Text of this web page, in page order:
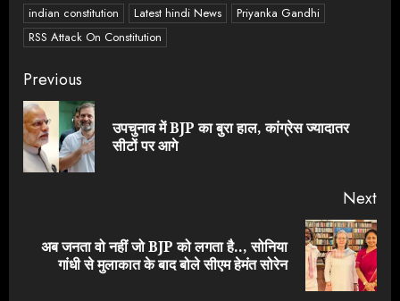
indian constitution
Latest hindi News
Priyanka Gandhi
RSS Attack On Constitution
Continue
Reading
Previous
उपचुनाव में BJP का बुरा हाल, कांग्रेस ज्यादातर
सीटों पर आगे
Next
Next
post:
अब जनता वो नहीं जो BJP को लगता है.., सोनिया
गांधी से मुलाकात के बाद बोले सीएम हेमंत सोरेन